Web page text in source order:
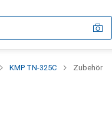
KMP TN-325C Zubehör